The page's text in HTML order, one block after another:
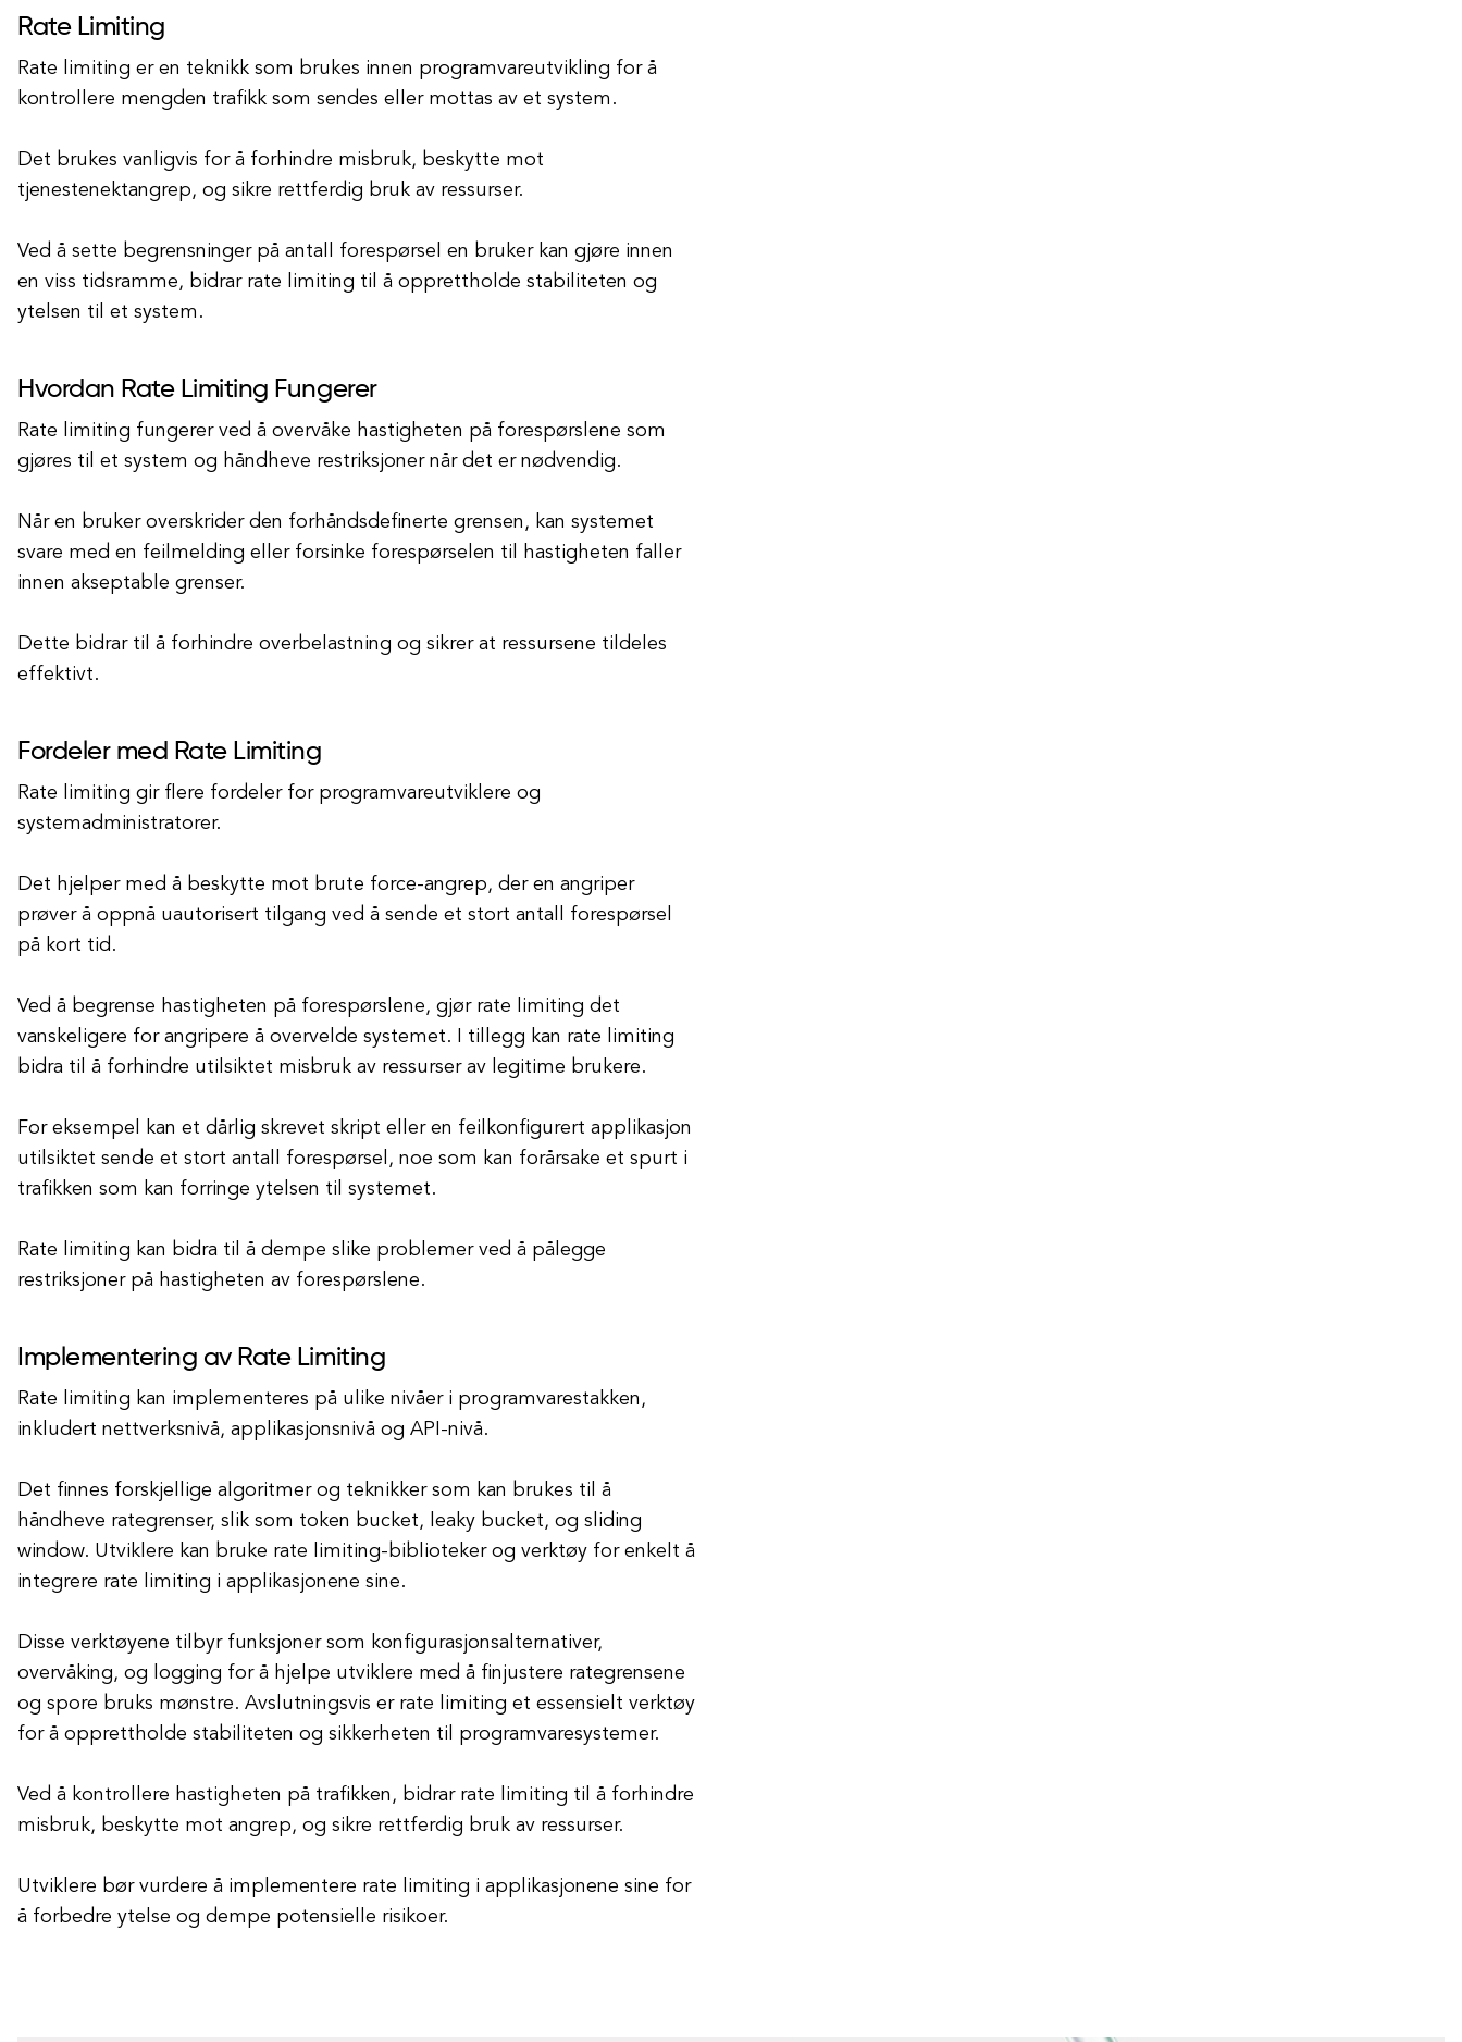
Rate Limiting
Rate limiting er en teknikk som brukes innen programvareutvikling for å
kontrollere mengden trafikk som sendes eller mottas av et system.
Det brukes vanligvis for å forhindre misbruk, beskytte mot
tjenestenektangrep, og sikre rettferdig bruk av ressurser.
Ved å sette begrensninger på antall forespørsel en bruker kan gjøre innen
en viss tidsramme, bidrar rate limiting til å opprettholde stabiliteten og
ytelsen til et system.
Hvordan Rate Limiting Fungerer
Rate limiting fungerer ved å overvåke hastigheten på forespørslene som
gjøres til et system og håndheve restriksjoner når det er nødvendig.
Når en bruker overskrider den forhåndsdefinerte grensen, kan systemet
svare med en feilmelding eller forsinke forespørselen til hastigheten faller
innen akseptable grenser.
Dette bidrar til å forhindre overbelastning og sikrer at ressursene tildeles
effektivt.
Fordeler med Rate Limiting
Rate limiting gir flere fordeler for programvareutviklere og
systemadministratorer.
Det hjelper med å beskytte mot brute force-angrep, der en angriper
prøver å oppnå uautorisert tilgang ved å sende et stort antall forespørsel
på kort tid.
Ved å begrense hastigheten på forespørslene, gjør rate limiting det
vanskeligere for angripere å overvelde systemet. I tillegg kan rate limiting
bidra til å forhindre utilsiktet misbruk av ressurser av legitime brukere.
For eksempel kan et dårlig skrevet skript eller en feilkonfigurert applikasjon
utilsiktet sende et stort antall forespørsel, noe som kan forårsake et spurt i
trafikken som kan forringe ytelsen til systemet.
Rate limiting kan bidra til å dempe slike problemer ved å pålegge
restriksjoner på hastigheten av forespørslene.
Implementering av Rate Limiting
Rate limiting kan implementeres på ulike nivåer i programvarestakken,
inkludert nettverksnivå, applikasjonsnivå og API-nivå.
Det finnes forskjellige algoritmer og teknikker som kan brukes til å
håndheve rategrenser, slik som token bucket, leaky bucket, og sliding
window. Utviklere kan bruke rate limiting-biblioteker og verktøy for enkelt å
integrere rate limiting i applikasjonene sine.
Disse verktøyene tilbyr funksjoner som konfigurasjonsalternativer,
overvåking, og logging for å hjelpe utviklere med å finjustere rategrensene
og spore bruks mønstre. Avslutningsvis er rate limiting et essensielt verktøy
for å opprettholde stabiliteten og sikkerheten til programvaresystemer.
Ved å kontrollere hastigheten på trafikken, bidrar rate limiting til å forhindre
misbruk, beskytte mot angrep, og sikre rettferdig bruk av ressurser.
Utviklere bør vurdere å implementere rate limiting i applikasjonene sine for
å forbedre ytelse og dempe potensielle risikoer.